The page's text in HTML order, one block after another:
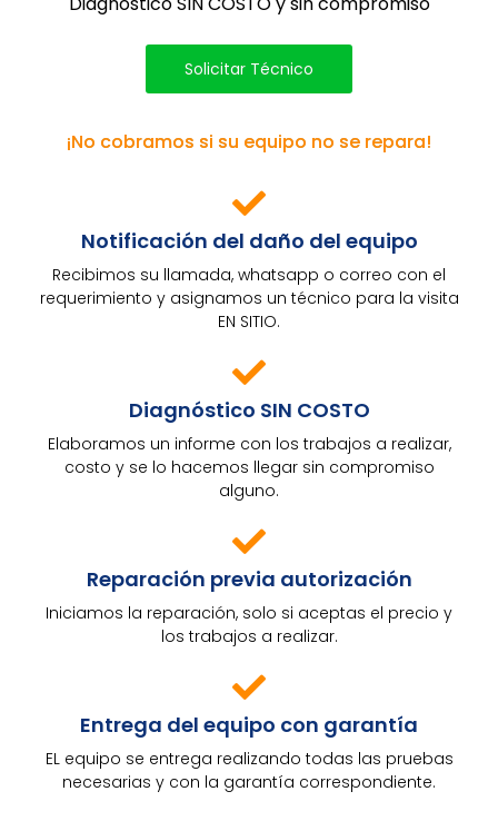
Solicitar Técnico
¡No cobramos si su equipo no se repara!
Notificación del daño del equipo
Recibimos su llamada, whatsapp o correo con el
requerimiento y asignamos un técnico para la visita
EN SITIO.
Diagnóstico SIN COSTO
Elaboramos un informe con los trabajos a realizar,
costo y se lo hacemos llegar sin compromiso
alguno.
Reparación previa autorización
Iniciamos la reparación, solo si aceptas el precio y
los trabajos a realizar.
Entrega del equipo con garantía
EL equipo se entrega realizando todas las pruebas
necesarias y con la garantía correspondiente.